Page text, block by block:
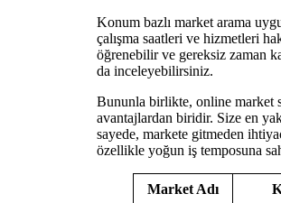
Konum bazlı market arama
çalışma saatleri ve hizmetleri
öğrenebilir ve gereksiz zaman
da inceleyebilirsiniz.
Bununla birlikte, online market
avantajlardan biridir. Size en
sayede, markete gitmeden
özellikle yoğun iş temposuna
Market Adı